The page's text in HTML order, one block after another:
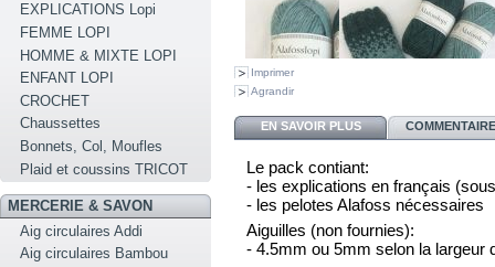
EXPLICATIONS Lopi
FEMME LOPI
HOMME & MIXTE LOPI
ENFANT LOPI
CROCHET
Chaussettes
Bonnets, Col, Moufles
Plaid et coussins TRICOT
MERCERIE & SAVON
Aig circulaires Addi
Aig circulaires Bambou
Imprimer
Agrandir
EN SAVOIR PLUS
Le pack contiant:
- les explications en français
- les pelotes Alafoss nécessaires
Aiguilles (non fournies):
- 4.5mm ou 5mm selon la largeur